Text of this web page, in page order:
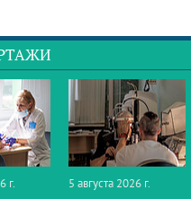
г.
5 августа 2026 г.